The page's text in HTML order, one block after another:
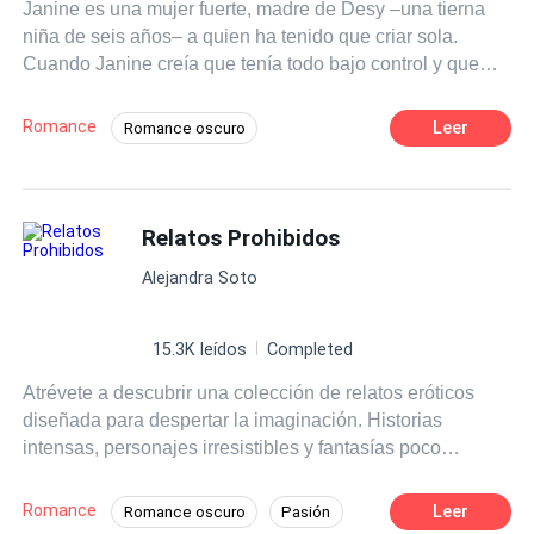
Janine es una mujer fuerte, madre de Desy –una tierna
niña de seis años– a quien ha tenido que criar sola.
Cuando Janine creía que tenía todo bajo control y que
nuevamente en su vida. Ahora se convertirá en el nuevo
CEO de la empresa de su padre y donde ella está
engaños, dudas y traiciones por parte de Mario. Janine
tendrá que luchar ahora por la custodia de su pequeña
amado.¿Logrará el amor sanar las heridas?¿Volverán
Romance Romance oscuro
De Odio al Amor
Reencuentro de Amantes Embarazo
Leer
Relatos Prohibidos
Alejandra Soto
15.3K leídos Completed
Atrévete a descubrir una colección de relatos eróticos
diseñada para despertar la imaginación. Historias
intensas, personajes irresistibles y fantasías poco
buscan experiencias de lectura cargadas de sensualidad
Romance Romance oscuro Pasión Leer